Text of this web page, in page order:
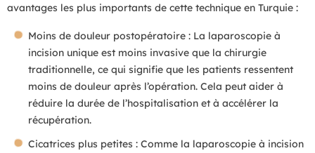
avantages les plus importants de cette technique en Turquie :
Moins de douleur postopératoire : La laparoscopie à
incision unique est moins invasive que la chirurgie
traditionnelle, ce qui signifie que les patients ressentent
moins de douleur après l’opération. Cela peut aider à
réduire la durée de l’hospitalisation et à accélérer la
récupération.
Cicatrices plus petites : Comme la laparoscopie à incision